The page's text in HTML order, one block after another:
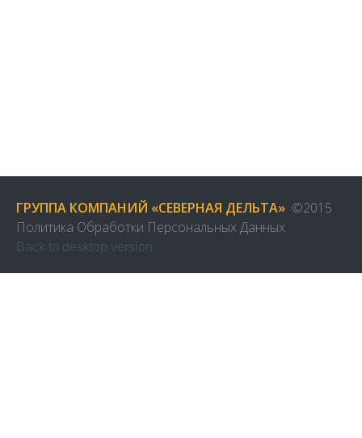
ГРУППА КОМПАНИЙ «СЕВЕРНАЯ ДЕЛЬТА» ©2015
Политика Обработки Персональных Данных
Back to desktop version